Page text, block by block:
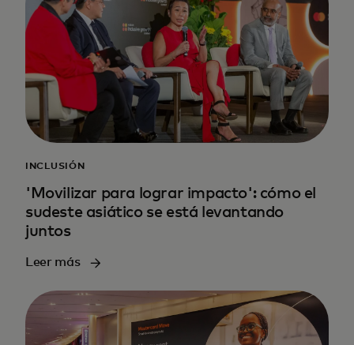
INCLUSIÓN
'Movilizar para lograr impacto': cómo el
sudeste asiático se está levantando
juntos
Leer más